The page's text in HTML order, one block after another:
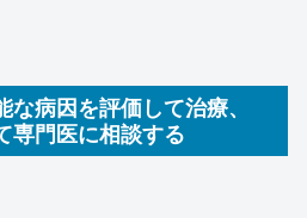
病因を評価して治療、
専門医に相談する